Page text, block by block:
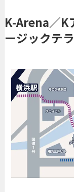
K-Arena／K
ージックテ